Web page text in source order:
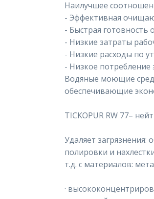
Наилучшее
- Эффективная
- Быстрая
- Низкие затраты
- Низкие расходы по
- Низкое потребление
Водяные моющие
обеспечивающие
TICKOPUR RW 77–
Удаляет загрязнения:
полировки и
т.д. с материалов:
·